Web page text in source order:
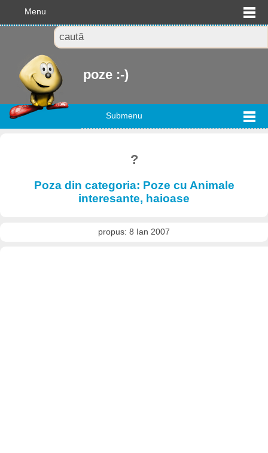
Menu
poze :-)
Submenu
?
Poza din categoria: Poze cu Animale
interesante, haioase
propus: 8 Ian 2007